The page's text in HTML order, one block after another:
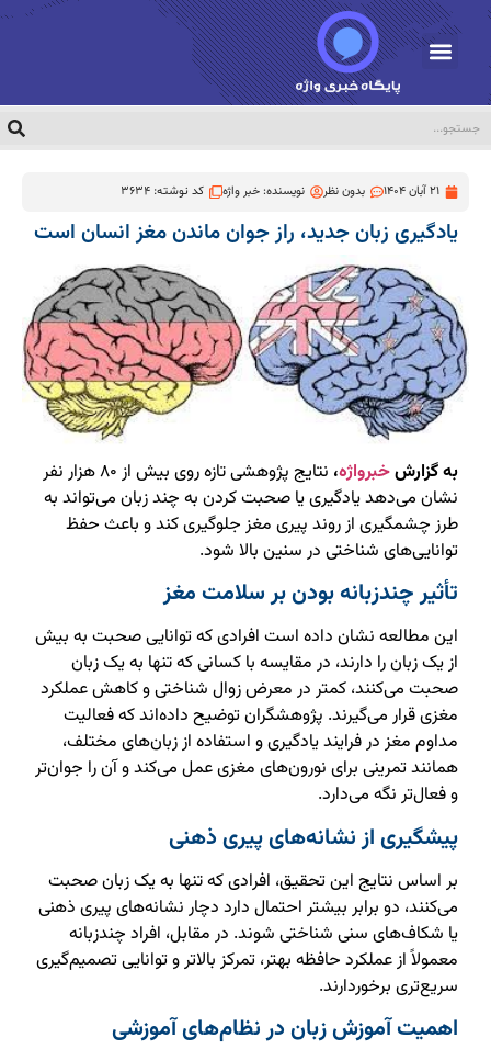
21 آبان 1404 بدون نظر نویسنده:خبر واژه کد نوشته: 3634
یادگیری زبان جدید، راز جوان ماندن مغز انسان است
به گزارشخبرواژه،
نتایج پژوهشی تازه روی بیش از ۸۰ هزار نفر
نشان می‌دهد یادگیری یا صحبت کردن به چند زبان می‌تواند به
طرز چشمگیری از روند پیری مغز جلوگیری کند و باعث حفظ
توانایی‌های شناختی در سنین بالا شود.
تأثیر چندزبانه بودن بر سلامت مغز
این مطالعه نشان داده است افرادی که توانایی صحبت به بیش
از یک زبان را دارند، در مقایسه با کسانی که تنها به یک زبان
صحبت می‌کنند، کمتر در معرض زوال شناختی و کاهش عملکرد
مغزی قرار می‌گیرند. پژوهشگران توضیح داده‌اند که فعالیت
مداوم مغز در فرایند یادگیری و استفاده از زبان‌های مختلف،
همانند تمرینی برای نورون‌های مغزی عمل می‌کند و آن را جوان‌تر
و فعال‌تر نگه می‌دارد.
پیشگیری از نشانه‌های پیری ذهنی
بر اساس نتایج این تحقیق، افرادی که تنها به یک زبان صحبت
می‌کنند، دو برابر بیشتر احتمال دارد دچار نشانه‌های پیری ذهنی
یا شکاف‌های سنی شناختی شوند. در مقابل، افراد چندزبانه
معمولاً از عملکرد حافظه بهتر، تمرکز بالاتر و توانایی تصمیم‌گیری
سریع‌تری برخوردارند.
اهمیت آموزش زبان در نظام‌های آموزشی